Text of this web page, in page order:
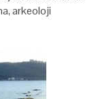
arkeoloji